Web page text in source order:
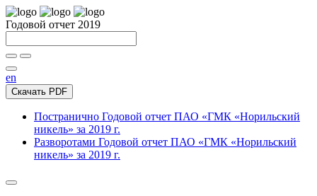
Годовой отчет 2019
en
Скачать PDF
Постранично Годовой отчет ПАО «ГМК «Норильский
никель» за 2019 г.
Разворотами Годовой отчет ПАО «ГМК «Норильский
никель» за 2019 г.